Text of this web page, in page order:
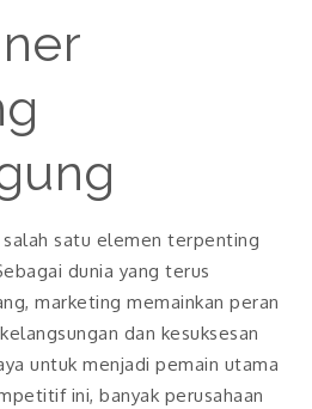
salah satu elemen terpenting
dunia yang terus
marketing memainkan peran
dan kesuksesan
untuk menjadi pemain utama
ini, banyak perusahaan